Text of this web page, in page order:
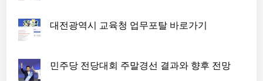
대전광역시 교육청 업무포탈 바로가기
민주당 전당대회 주말경선 결과와 향후 전망